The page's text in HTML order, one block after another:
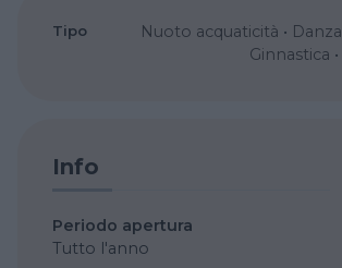
Tipo Nuoto acquaticità • Danza
Ginnastica •
Info
Periodo apertura
Tutto l'anno